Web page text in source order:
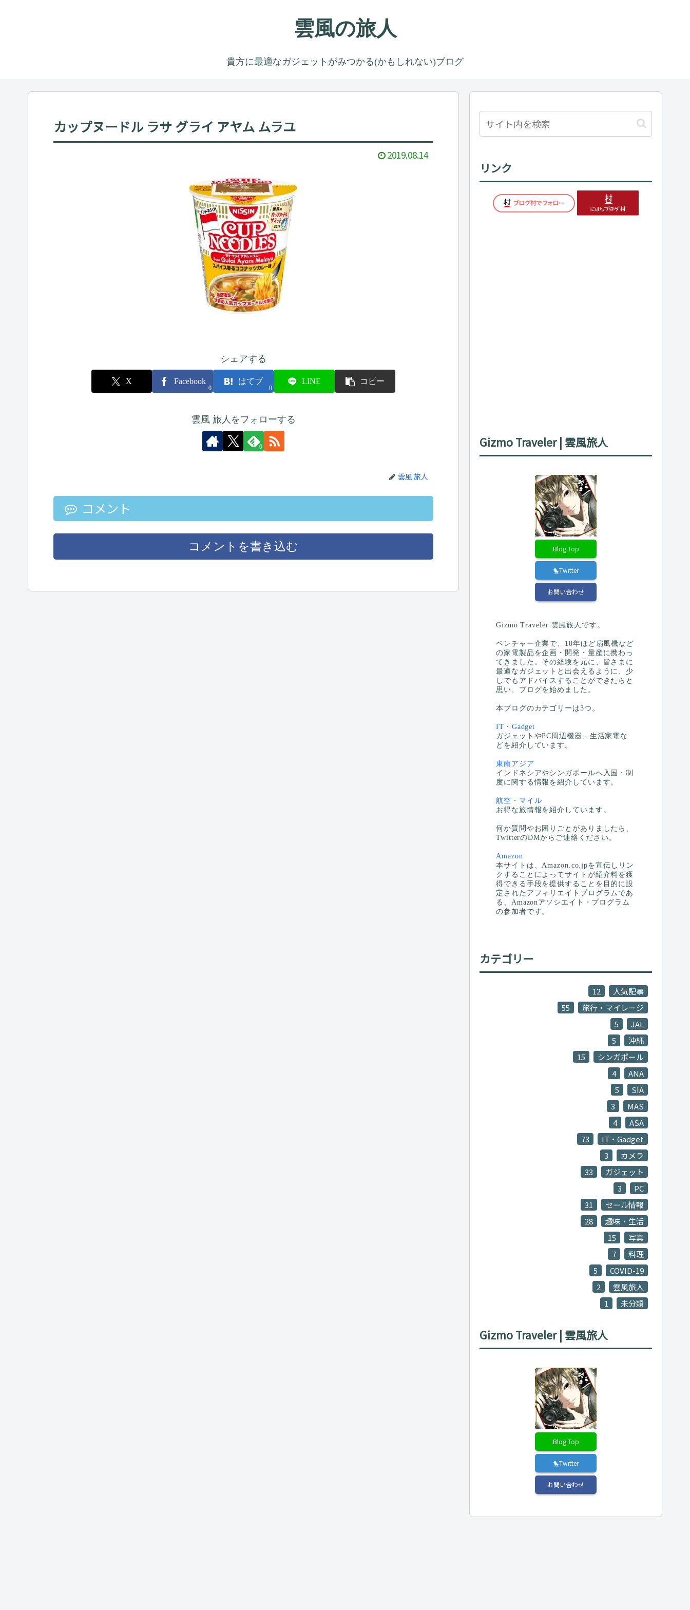
雲風の旅人
貴方に最適なガジェットがみつかる(かもしれない)ブログ
カップヌードル ラサ グライ アヤム ムラユ
2019.08.14
シェアする
X Facebook
0
はてブ
0
LINE コピー
雲風 旅人をフォローする
0
雲風 旅人
コメント
コメントを書き込む
リンク
Gizmo Traveler | 雲風旅人
Blog Top
🐤Twitter
お問い合わせ
Gizmo Traveler 雲風旅人です。
ベンチャー企業で、10年ほど扇風機など
の家電製品を企画・開発・量産に携わっ
てきました。その経験を元に、皆さまに
最適なガジェットと出会えるように、少
しでもアドバイスすることができたらと
思い、ブログを始めました。
本ブログのカテゴリーは3つ。
IT・Gadget
ガジェットやPC周辺機器、生活家電な
どを紹介しています。
東南アジア
インドネシアやシンガポールへ入国・制
度に関する情報を紹介しています。
航空・マイル
お得な旅情報を紹介しています。
何か質問やお困りごとがありましたら、
TwitterのDMからご連絡ください。
Amazon
本サイトは、Amazon.co.jpを宣伝しリン
クすることによってサイトが紹介料を獲
得できる手段を提供することを目的に設
定されたアフィリエイトプログラムであ
る、Amazonアソシエイト・プログラム
の参加者です。
カテゴリー
人気記事
12
旅行・マイレージ
55
JAL
5
沖縄
5
シンガポール
15
ANA
4
SIA
5
MAS
3
ASA
4
IT・Gadget
73
カメラ
3
ガジェット
33
PC
3
セール情報
31
趣味・生活
28
写真
15
料理
7
COVID-19
5
雲風旅人
2
未分類
1
Gizmo Traveler | 雲風旅人
Blog Top
🐤Twitter
お問い合わせ